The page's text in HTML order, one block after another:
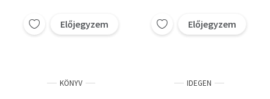
Előjegyzem Előjegyzem
KÖNYV IDEGEN